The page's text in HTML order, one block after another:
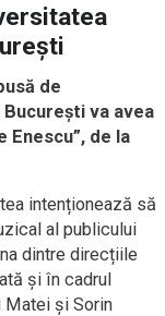
de
va avea
Enescu”, de la
intenționează să
al publicului
dintre direcțiile
și în cadrul
Matei și Sorin